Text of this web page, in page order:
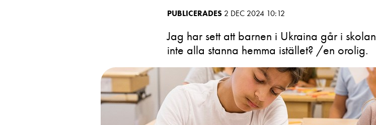
PUBLICERADES 2 DEC 2024 10:12
Jag har sett att barnen i Ukraina går i
inte alla stanna hemma istället? /en orolig.